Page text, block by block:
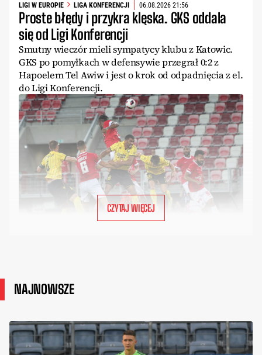
LIGI W EUROPIE LIGA KONFERENCJI 06.08.2026 21:56
Proste błędy i przykra klęska. GKS oddala
się od Ligi Konferencji
Smutny wieczór mieli sympatycy klubu z Katowic.
GKS po pomyłkach w defensywie przegrał 0:2 z
Hapoelem Tel Awiw i jest o krok od odpadnięcia z el.
do Ligi Konferencji.
CZYTAJ WIĘCEJ
NAJNOWSZE